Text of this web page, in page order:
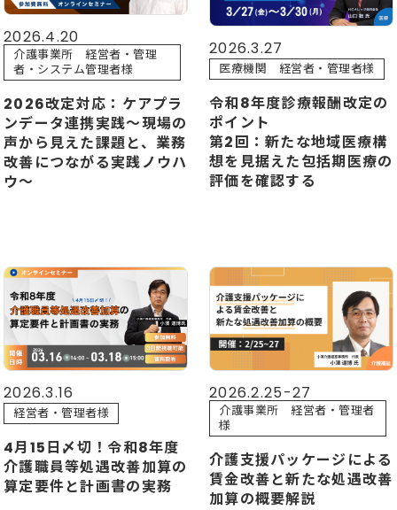
2026.4.20
介護事業所 経営者・管理
者・システム管理者様
2026改定対応：ケアプラ
ンデータ連携実践～現場の
声から見えた課題と、業務
改善につながる実践ノウハ
ウ～
2026.3.27
医療機関 経営者・管理者様
令和8年度診療報酬改定の
ポイント
第2回：新たな地域医療構
想を見据えた包括期医療の
評価を確認する
2026.3.16
経営者・管理者様
4月15日〆切！令和8年度
介護職員等処遇改善加算の
算定要件と計画書の実務
2026.2.25-27
介護事業所 経営者・管理者
様
介護支援パッケージによる
賃金改善と新たな処遇改善
加算の概要解説